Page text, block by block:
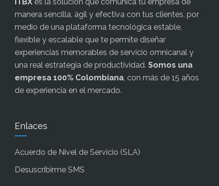
manera sencilla, ágil y efectiva con tus clientes, por
medio de una plataforma tecnológica estable,
flexible y escalable que te permite diseñar
experiencias memorables de servicio omnicanal y
una real estrategia de productividad. Somos una
empresa 100% Colombiana, con más de 15 años
de experiencia en el mercado.
Enlaces
Acuerdo de Nivel de Servicio (SLA)
Desuscribirme SMS